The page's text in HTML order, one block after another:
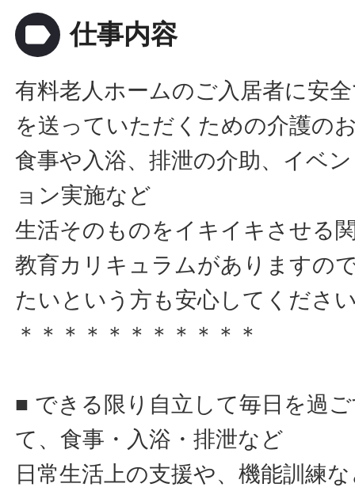
label 仕事内容
有料老人ホームのご入居者に安
を送っていただくための介護の
食事や入浴、排泄の介助、イベ
ョン実施など
生活そのものをイキイキさせる
教育カリキュラムがありますの
たいという方も安心してくださ
＊＊＊＊＊＊＊＊＊＊＊
■ できる限り自立して毎日を過
て、食事・入浴・排泄など
日常生活上の支援や、機能訓練